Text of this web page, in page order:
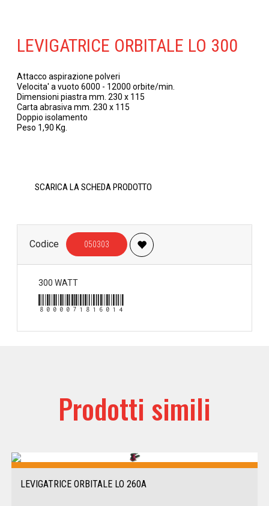
LEVIGATRICE ORBITALE LO 300
Attacco aspirazione polveri
Velocita' a vuoto 6000 - 12000 orbite/min.
Dimensioni piastra mm. 230 x 115
Carta abrasiva mm. 230 x 115
Doppio isolamento
Peso 1,90 Kg.
SCARICA LA SCHEDA PRODOTTO
Codice 050303
300 WATT
8000071816014
Prodotti simili
LEVIGATRICE ORBITALE LO 260A